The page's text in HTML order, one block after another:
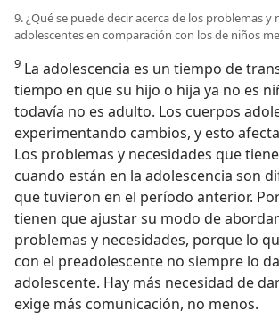
9. ¿Qué se puede decir acerca de los problemas y
adolescentes en comparación con los de niños
9 La adolescencia es un tiempo de
tiempo en que su hijo o hija ya no es
todavía no es adulto. Los cuerpos
experimentando cambios, y esto
Los problemas y necesidades que
cuando están en la adolescencia son
que tuvieron en el período anterior.
tienen que ajustar su modo de
problemas y necesidades, porque lo
con el preadolescente no siempre lo
adolescente. Hay más necesidad de
exige más comunicación, no menos.